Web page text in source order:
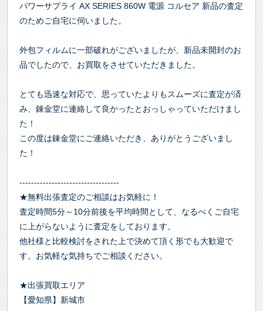
パワーサプライ AX SERIES 860W 電源 コルセア 新品の査定
のためご自宅に伺いました。
外包フィルムに一部破れがございましたが、新品未開封のお
品でしたので、お買取をさせていただきました。
とても迅速な対応で、思っていたよりもスムーズに査定が済
み、錬金堂に連絡して良かったとおっしゃっていただけまし
た！
この度は錬金堂にご連絡いただき、ありがとうございまし
た！
----------------------------------
★無料出張査定のご相談はお気軽に！
査定時間5分～10分前後を平均時間として、なるべくご自宅
に上がらないように査定をしております。
他社様と比較検討をされた上で決めて頂く形でも大歓迎で
す。お気軽な気持ちでご相談ください。
★出張買取エリア
【愛知県】新城市